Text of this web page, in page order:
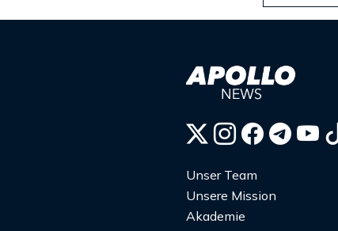
Unser Team
Unsere Mission
Akademie